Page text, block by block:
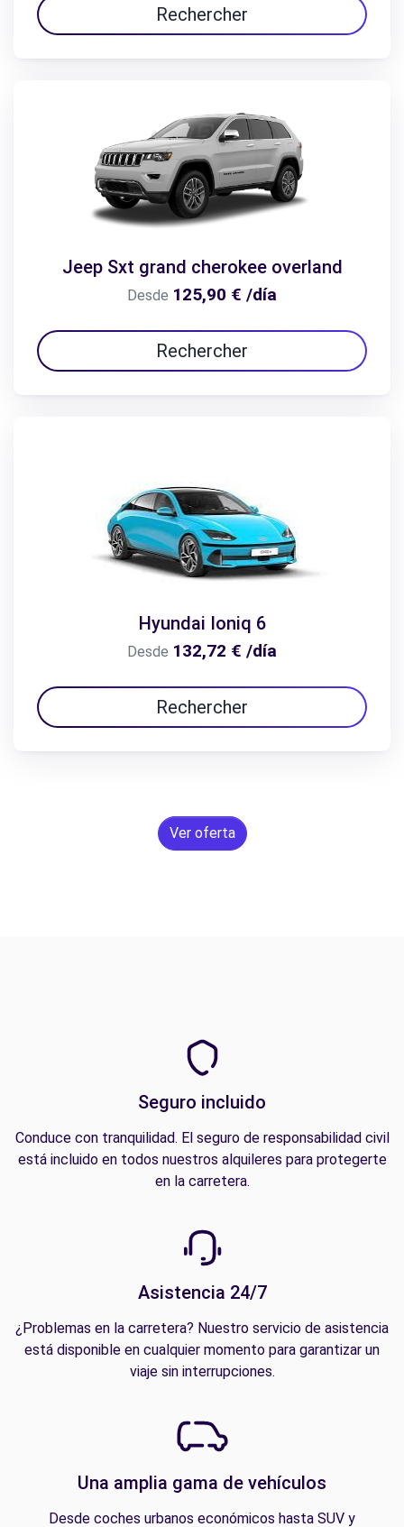
Rechercher
Jeep Sxt grand cherokee overland
Desde 125,90 € /día
Rechercher
Hyundai Ioniq 6
Desde 132,72 € /día
Rechercher
Ver oferta
Seguro incluido
Conduce con tranquilidad. El seguro de responsabilidad civil
está incluido en todos nuestros alquileres para protegerte
en la carretera.
Asistencia 24/7
¿Problemas en la carretera? Nuestro servicio de asistencia
está disponible en cualquier momento para garantizar un
viaje sin interrupciones.
Una amplia gama de vehículos
Desde coches urbanos económicos hasta SUV y